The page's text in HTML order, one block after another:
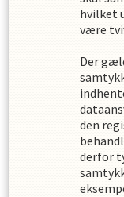
hvilket
være
Der
den
derfor